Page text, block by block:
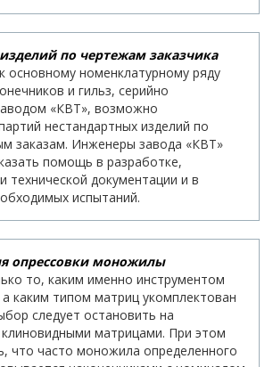
по чертежам заказчика
основному номенклатурному ряду
и гильз, серийно
«КВТ», возможно
нестандартных изделий по
заказам. Инженеры завода «КВТ»
помощь в разработке,
технической документации и в
испытаний.
опрессовки моножилы
то, каким именно инструментом
каким типом матриц укомплектован
следует остановить на
клиновидными матрицами. При этом
что часто моножила определенного